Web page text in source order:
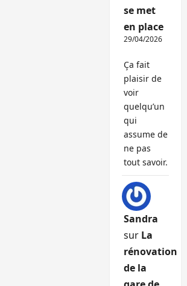
se met
en place
29/04/2026
Ça fait
plaisir de
voir
quelqu’un
qui
assume de
ne pas
tout savoir.
Sandra
sur La
rénovation
de la